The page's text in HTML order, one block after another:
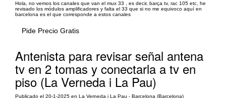
Hola, no vemos los canales que van el mux 33 , es decir, barça tv, rac 105 etc, he
revisado los módulos amplificadores y falta el 33 que si no me equivoco aquí en
barcelona es el que corresponde a estos canales
Pide Precio Gratis
Antenista para revisar señal antena
tv en 2 tomas y conectarla a tv en
piso (La Verneda i La Pau)
Publicado el 20-1-2025 en La Verneda i La Pau - Barcelona (Barcelona)